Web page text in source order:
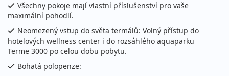
Všechny pokoje mají vlastní příslušenství pro vaše
maximální pohodlí.
Neomezený vstup do světa termálů: Volný přístup do
hotelových wellness center i do rozsáhlého aquaparku
Terme 3000 po celou dobu pobytu.
Bohatá polopenze: